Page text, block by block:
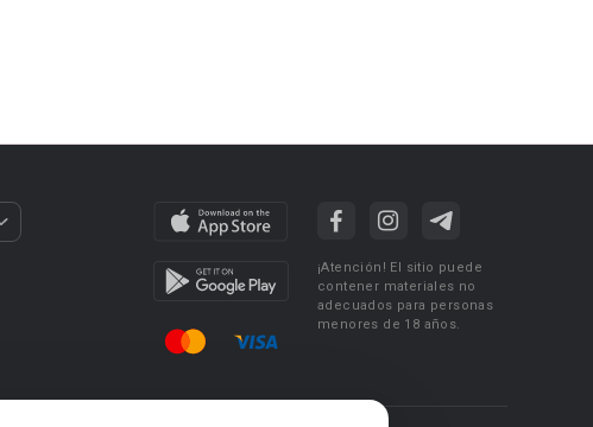
¡Atención! El sitio puede
contener materiales no
adecuados para personas
menores de 18 años.